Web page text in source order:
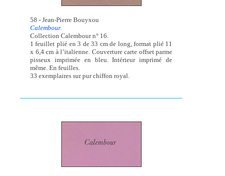
58 - Jean-Pierre Bouyxou
Calembour.
Collection Calembour n° 16.
1 feuillet plié en 3 de 33 cm de long, format plié 11
x 6,4 cm à l’italienne. Couverture carte offset parme
pisseux imprimée en bleu. Intérieur imprimé de
même. En feuilles.
33 exemplaires sur pur chiffon royal.